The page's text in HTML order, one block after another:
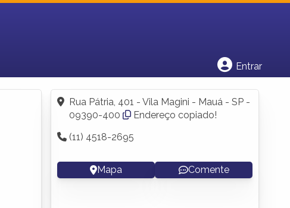
Entrar
Rua Pátria, 401 - Vila Magini - Mauá - SP -
09390-400
Endereço copiado!
(11) 4518-2695
Mapa Comente